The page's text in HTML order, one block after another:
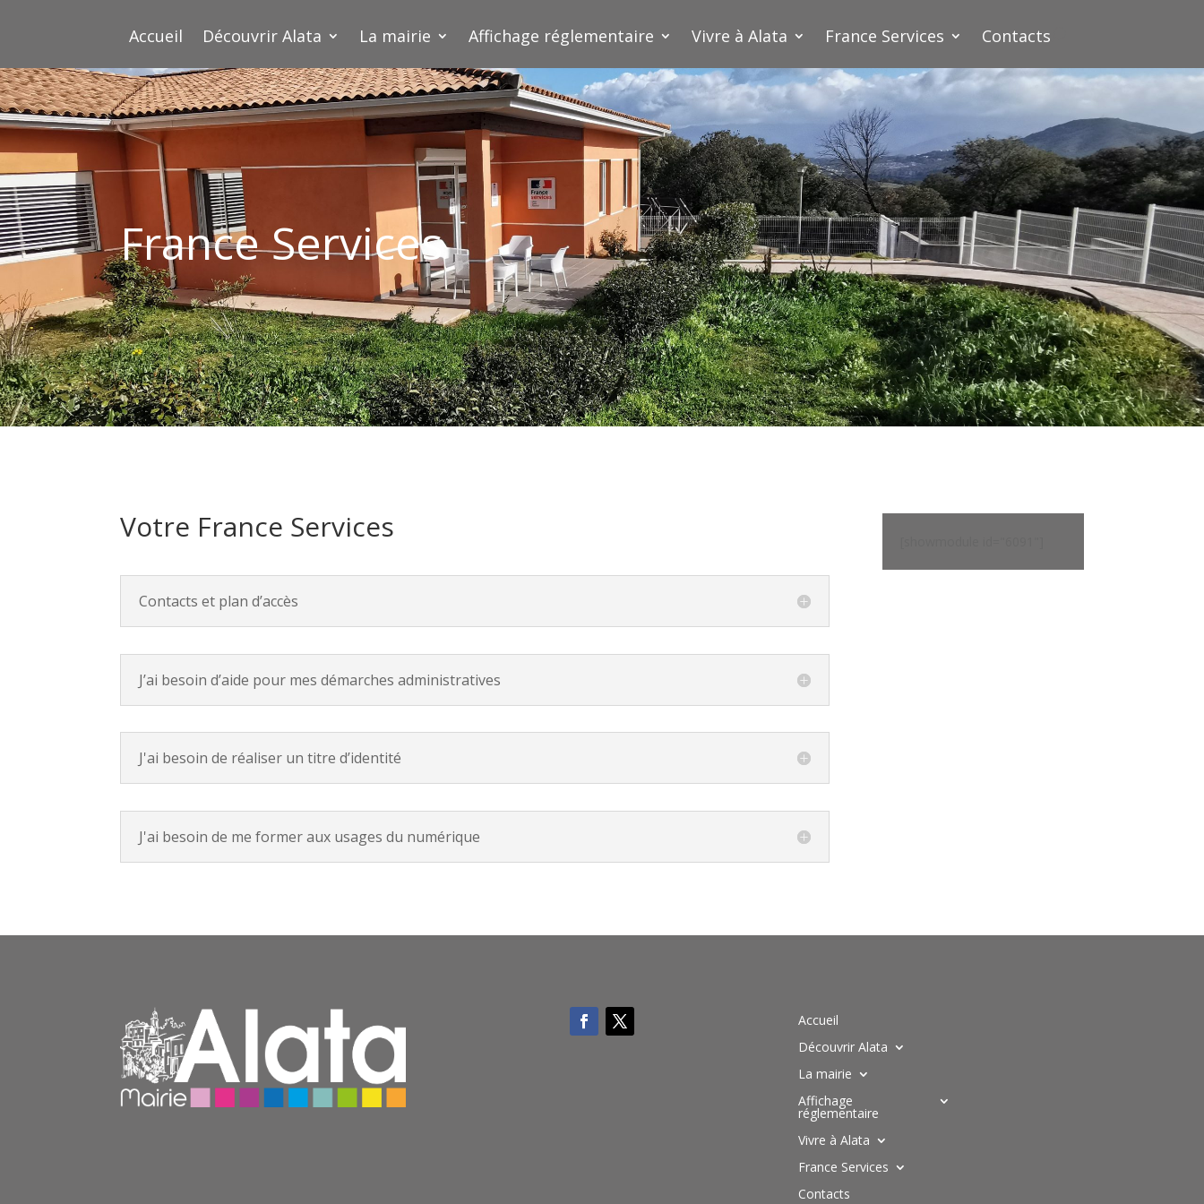
Accueil Découvrir Alata La mairie Affichage réglementaire Vivre à Alata France Services Contacts
France Services
Votre France Services
Contacts et plan d’accès
J’ai besoin d’aide pour mes démarches administratives
J'ai besoin de réaliser un titre d’identité
J'ai besoin de me former aux usages du numérique
Accueil
Découvrir Alata
La mairie
Affichage
réglementaire
Vivre à Alata
France Services
Contacts